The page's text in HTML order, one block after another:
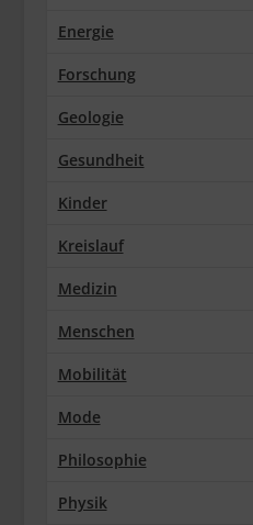
Energie
Forschung
Geologie
Gesundheit
Kinder
Kreislauf
Medizin
Menschen
Mobilität
Mode
Philosophie
Physik